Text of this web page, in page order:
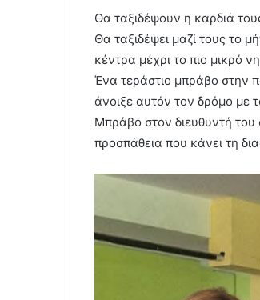
Θα ταξιδέψουν η καρδιά
Θα ταξιδέψει μαζί τους το
κέντρα μέχρι το πιο μικρό
Ένα τεράστιο μπράβο στην
άνοιξε αυτόν τον δρόμο με
Μπράβο στον διευθυντή του
προσπάθεια που κάνει τη